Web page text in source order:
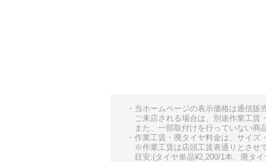
・当ホームページの表示価格は通信販
ご来店される場合は、別途作業工賃
また、一部取付けを行っていない商
・作業工賃・廃タイヤ料金は、サイズ
※作業工賃は店頭工賃表通りとさせて
目安:(タイヤ単品¥2,200/1本、廃タ